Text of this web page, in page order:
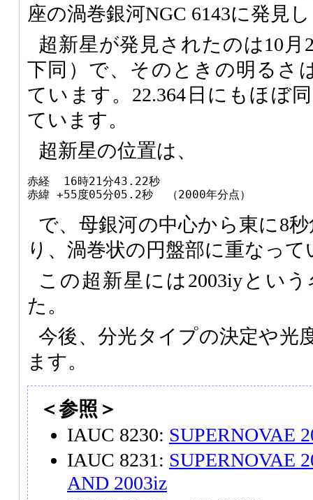
座の渦巻銀河NGC 6143に発見
超新星が発見されたのは10月
下同）で、そのときの明るさ
ています。22.364日にもほぼ
ています。
超新星の位置は、
赤経  16時21分43.22秒
赤緯 +55度05分05.2秒  （2000年分点）
で、母銀河の中心から東に8
り、渦巻状の円盤部に重なって
この超新星には2003iyとい
た。
今後、分光タイプの決定や光
ます。
＜参照＞
IAUC 8230: SUPERNOVAE
IAUC 8231: SUPERNOVAE
AND 2003iz